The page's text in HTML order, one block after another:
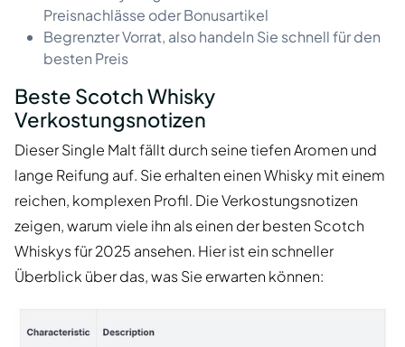
Preisnachlässe oder Bonusartikel
Begrenzter Vorrat, also handeln Sie schnell für den
besten Preis
Beste Scotch Whisky
Verkostungsnotizen
Dieser Single Malt fällt durch seine tiefen Aromen und
lange Reifung auf. Sie erhalten einen Whisky mit einem
reichen, komplexen Profil. Die Verkostungsnotizen
zeigen, warum viele ihn als einen der besten Scotch
Whiskys für 2025 ansehen. Hier ist ein schneller
Überblick über das, was Sie erwarten können: